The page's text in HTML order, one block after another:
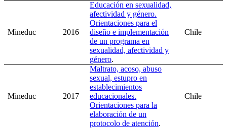
Mineduc 2016
Educación en sexualidad,
afectividad y género.
Orientaciones para el
diseño e implementación
de un programa en
sexualidad, afectividad y
género.
Chile
Mineduc 2017
Maltrato, acoso, abuso
sexual, estupro en
establecimientos
educacionales.
Orientaciones para la
elaboración de un
protocolo de atención.
Chile